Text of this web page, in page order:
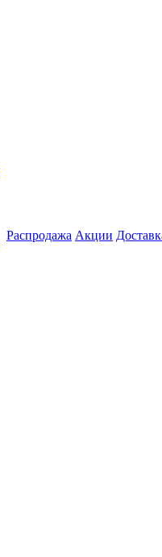
Распродажа Акции